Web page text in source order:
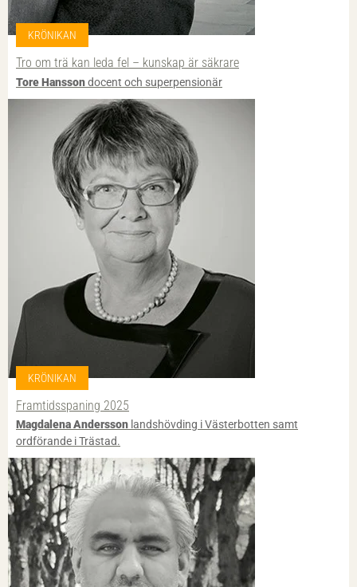
KRÖNIKAN
Tro om trä kan leda fel – kunskap är säkrare
Tore Hanssondocent och superpensionär
KRÖNIKAN
Framtidsspaning 2025
Magdalena Andersson landshövding i Västerbotten samt
ordförande i Trästad.